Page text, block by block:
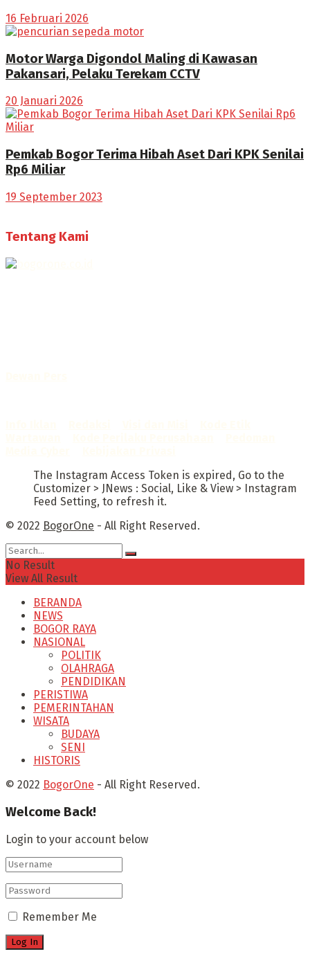
16 Februari 2026
Motor Warga Digondol Maling di Kawasan
Pakansari, Pelaku Terekam CCTV
20 Januari 2026
Pemkab Bogor Terima Hibah Aset Dari KPK Senilai
Rp6 Miliar
19 September 2023
Tentang Kami
The Instagram Access Token is expired, Go to the
Customizer > JNews : Social, Like & View > Instagram
Feed Setting, to refresh it.
© 2022 BogorOne - All Right Reserved.
No Result
View All Result
BERANDA
NEWS
BOGOR RAYA
NASIONAL
POLITIK
OLAHRAGA
PENDIDIKAN
PERISTIWA
PEMERINTAHAN
WISATA
BUDAYA
SENI
HISTORIS
© 2022 BogorOne - All Right Reserved.
Welcome Back!
Login to your account below
Remember Me